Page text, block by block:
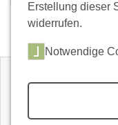
Zeitschriften
Erstellung dieser
widerrufen.
Notwendige